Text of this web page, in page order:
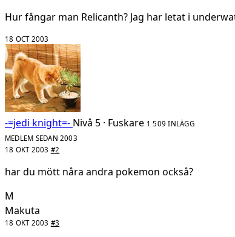
Hur fångar man Relicanth? Jag har letat i
18 OCT 2003
-=jedi knight=- Nivå 5 · Fuskare 1 509 INLÄGG
MEDLEM SEDAN 2003
18 OKT 2003 #2
har du mött nåra andra pokemon också?
M
Makuta
18 OKT 2003 #3